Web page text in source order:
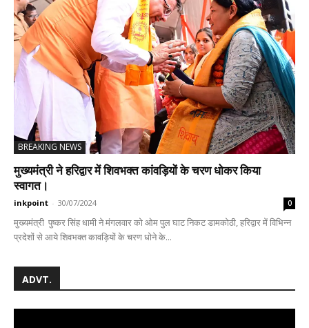
BREAKING NEWS
मुख्यमंत्री ने हरिद्वार में शिवभक्त कांवड़ियों के चरण धोकर किया
स्वागत।
inkpoint - 30/07/2024 0
मुख्यमंत्री पुष्कर सिंह धामी ने मंगलवार को ओम पुल घाट निकट डामकोठी, हरिद्वार में विभिन्न
प्रदेशों से आये शिवभक्त कावड़ियों के चरण धोने के...
ADVT.